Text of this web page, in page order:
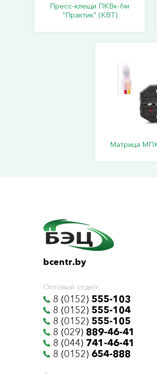
Пресс-клещи ПКВк-6м
"Практик" (КВТ)
Матрица
bcentr.by
Оптовый отдел:
8 (0152) 555-103
8 (0152) 555-104
8 (0152) 555-105
8 (029) 889-46-41
8 (044) 741-46-41
8 (0152) 654-888